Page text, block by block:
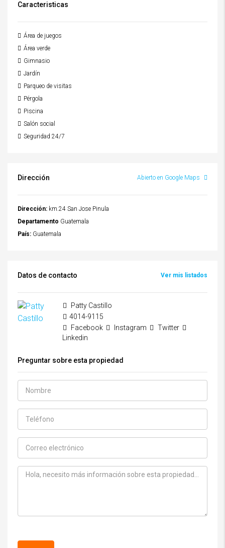
Caracteristicas
Área de juegos
Área verde
Gimnasio
Jardín
Parqueo de visitas
Pérgola
Piscina
Salón social
Seguridad 24/7
Dirección Abierto en Google Maps
Dirección: km.24 San Jose Pinula
Departamento Guatemala
País: Guatemala
Datos de contacto Ver mis listados
Patty Castillo
4014-9115
Facebook
Instagram
Twitter
Linkedin
Preguntar sobre esta propiedad